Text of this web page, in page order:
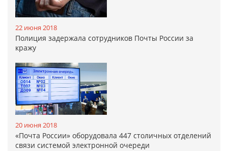
22 июня 2018
Полиция задержала сотрудников Почты России за
кражу
20 июня 2018
«Почта России» оборудовала 447 столичных отделений
связи системой электронной очереди